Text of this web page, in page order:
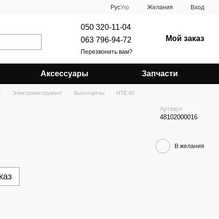
РусУкр Желания Вход
050 320-11-04
063 796-94-72
Перезвонить вам?
Мой заказ
Аксессуары Запчасти
Электроинструмент Высоторезы HTЕ 60
Артикул
48102000016
В желания